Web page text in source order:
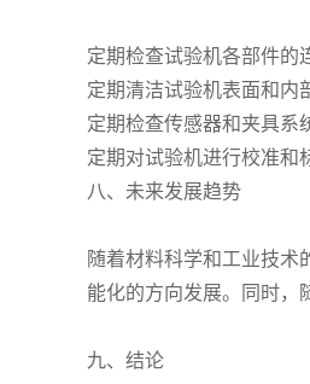
定期检查试验机各部件的
定期清洁试验机表面和内
定期检查传感器和夹具系
定期对试验机进行校准和
八、未来发展趋势
随着材料科学和工业技
能化的方向发展。同时，
九、结论